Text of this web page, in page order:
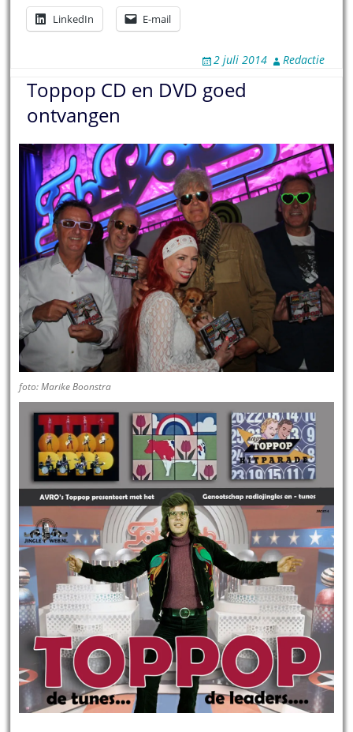
LinkedIn E-mail
2 juli 2014 Redactie
Toppop CD en DVD goed
ontvangen
foto: Marike Boonstra